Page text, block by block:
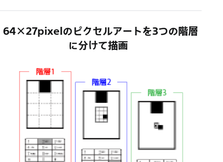
64×27pixelのピクセルアートを3つの階層
に分けて描画